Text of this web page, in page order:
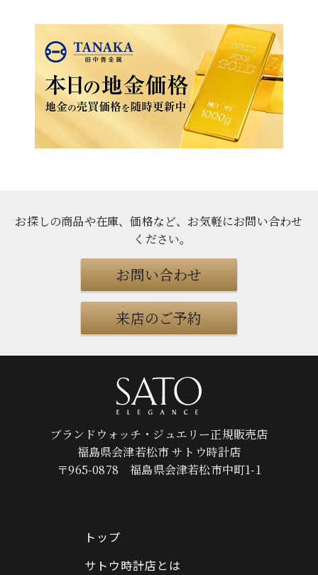
お探しの商品や在庫、価格など、お気軽にお問い合わせ
ください。
お問い合わせ
来店のご予約
ブランドウォッチ・ジュエリー正規販売店
福島県会津若松市 サトウ時計店
〒965-0878 福島県会津若松市中町1-1
トップ
サトウ時計店とは